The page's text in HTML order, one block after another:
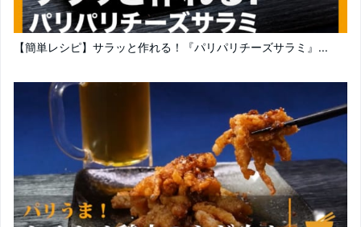
【簡単レシピ】サラッと作れる！『パリパリチーズサラミ』...